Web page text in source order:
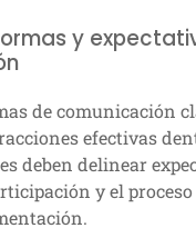
y
de comunicación
efectivas
deben delinear
y el